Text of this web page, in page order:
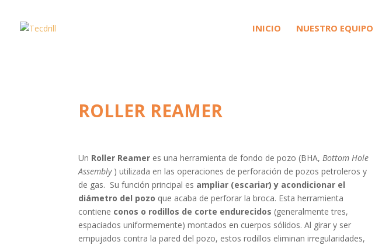
INICIO NUESTRO EQUIPO
ROLLER REAMER
Un Roller Reamer es una herramienta de fondo de pozo (BHA, Bottom Hole
Assembly) utilizada en las operaciones de perforación de pozos petroleros y
de gas. Su función principal es ampliar (escariar) y acondicionar el
diámetro del pozo que acaba de perforar la broca. Esta herramienta
contiene conos o rodillos de corte endurecidos (generalmente tres,
espaciados uniformemente) montados en cuerpos sólidos. Al girar y ser
empujados contra la pared del pozo, estos rodillos eliminan irregularidades,